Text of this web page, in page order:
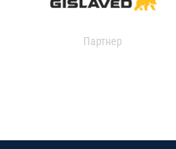
Партнер